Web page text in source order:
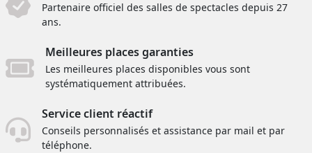
Partenaire officiel des salles de spectacles depuis 27
ans.
Meilleures places garanties
Les meilleures places disponibles vous sont
systématiquement attribuées.
Service client réactif
Conseils personnalisés et assistance par mail et par
téléphone.